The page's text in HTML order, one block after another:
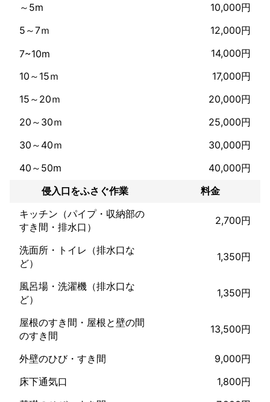
有資格者が行います。 安心してお任せくださいませ。 対応地域内
～5m
10,000円
5～7ｍ
12,000円
7~10m
14,000円
10～15ｍ
17,000円
15～20ｍ
20,000円
20～30ｍ
25,000円
30～40ｍ
30,000円
40～50m
40,000円
侵入口をふさぐ作業
料金
キッチン（パイプ・収納部の
すき間・排水口）
2,700円
洗面所・トイレ（排水口な
ど）
1,350円
風呂場・洗濯機（排水口な
ど）
1,350円
屋根のすき間・屋根と壁の間
のすき間
13,500円
外壁のひび・すき間
9,000円
床下通気口
1,800円